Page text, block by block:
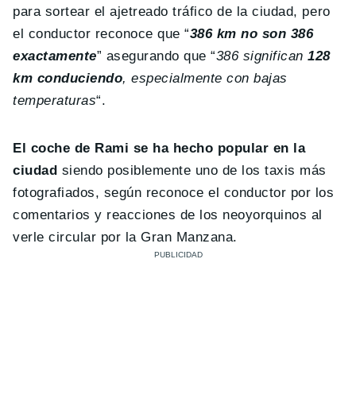
para sortear el ajetreado tráfico de la ciudad, pero
el conductor reconoce que “386 km no son 386
exactamente” asegurando que “386 significan128
km conduciendo, especialmente con bajas
temperaturas“.
El coche de Rami se ha hecho popular en la
ciudad siendo posiblemente uno de los taxis más
fotografiados, según reconoce el conductor por los
comentarios y reacciones de los neoyorquinos al
verle circular por la Gran Manzana.